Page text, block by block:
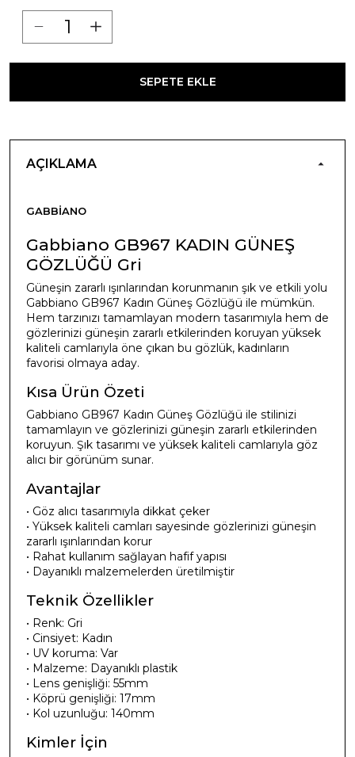
SEPETE EKLE
AÇIKLAMA
GABBIANO
Gabbiano GB967 KADIN GÜNEŞ
GÖZLÜĞÜ Gri
Güneşin zararlı ışınlarından korunmanın şık ve etkili yolu
Gabbiano GB967 Kadın Güneş Gözlüğü ile mümkün.
Hem tarzınızı tamamlayan modern tasarımıyla hem de
gözlerinizi güneşin zararlı etkilerinden koruyan yüksek
kaliteli camlarıyla öne çıkan bu gözlük, kadınların
favorisi olmaya aday.
Kısa Ürün Özeti
Gabbiano GB967 Kadın Güneş Gözlüğü ile stilinizi
tamamlayın ve gözlerinizi güneşin zararlı etkilerinden
koruyun. Şık tasarımı ve yüksek kaliteli camlarıyla göz
alıcı bir görünüm sunar.
Avantajlar
• Göz alıcı tasarımıyla dikkat çeker
• Yüksek kaliteli camları sayesinde gözlerinizi güneşin
zararlı ışınlarından korur
• Rahat kullanım sağlayan hafif yapısı
• Dayanıklı malzemelerden üretilmiştir
Teknik Özellikler
• Renk: Gri
• Cinsiyet: Kadın
• UV koruma: Var
• Malzeme: Dayanıklı plastik
• Lens genişliği: 55mm
• Köprü genişliği: 17mm
• Kol uzunluğu: 140mm
Kimler İçin